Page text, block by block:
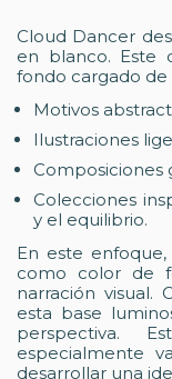
Cloud Dancer
en blanco. Este
fondo cargado de
Motivos
Ilustraciones
Composiciones
Colecciones
y el equilibrio.
En este
como color de
narración visual.
esta base
perspectiva.
especialmente
desarrollar una